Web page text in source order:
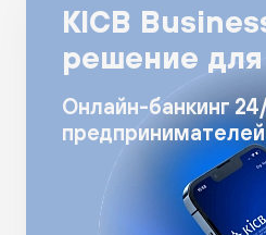
KICB
решение для
Онлайн-банкинг
предпринимателей